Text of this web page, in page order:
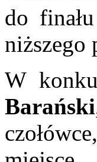
do
niższego
W
Barański